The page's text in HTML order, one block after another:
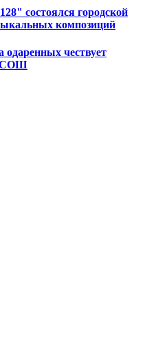
состоялся городской
композиций
чествует
ВСОШ